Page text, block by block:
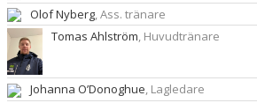
Olof Nyberg , Ass. tränare
Tomas Ahlström, Huvudtränare
Johanna O’Donoghue, Lagledare